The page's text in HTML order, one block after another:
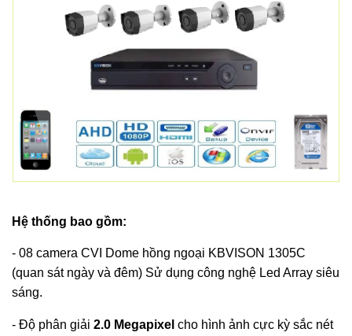
Hệ thống bao gồm:
- 08 camera CVI Dome hồng ngoại KBVISON 1305C
(quan sát ngày và đêm) Sử dụng công nghệ Led Array siêu
sáng.
- Độ phân giải 2.0 Megapixel cho hình ảnh cực kỳ sắc nét